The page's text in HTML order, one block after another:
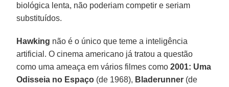
biológica lenta, não poderiam competir e seriam
substituídos.
Hawking não é o único que teme a inteligência
artificial. O cinema americano já tratou a questão
como uma ameaça em vários filmes como2001: Uma
Odisseia no Espaço (de 1968), Bladerunner (de